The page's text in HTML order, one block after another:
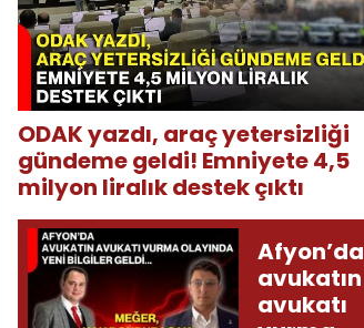
ODAK yazdı, araç yetersizliği
gündeme geldi! Emniyete 4,5
milyon liralık destek çıktı
Afyon’da
avukatın
avukatı